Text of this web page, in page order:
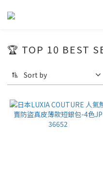
🏆 TOP 10 BEST
Sort by